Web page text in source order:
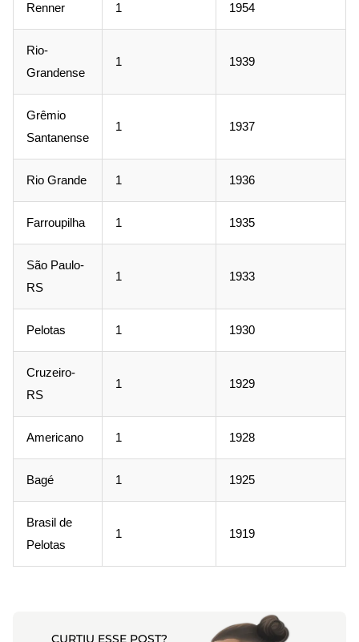
Renner 1 1954
Rio-
Grandense
1 1939
Grêmio
Santanense
1 1937
Rio Grande 1 1936
Farroupilha 1 1935
São Paulo-
RS
1 1933
Pelotas 1 1930
Cruzeiro-
RS
1 1929
Americano 1 1928
Bagé 1 1925
Brasil de
Pelotas
1 1919
CURTIU ESSE POST?